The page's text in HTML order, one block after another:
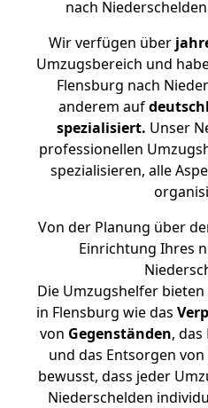
nach
Wir verfügen über
Umzugsbereich und
Flensburg nach
anderem auf
spezialisiert. Unser
professionellen
spezialisieren, alle
Von der Planung über
Einrichtung Ihres
Die Umzugshelfer
in Flensburg wie das
von Gegenständen,
und das Entsorgen
bewusst, dass jeder
Niederschelden